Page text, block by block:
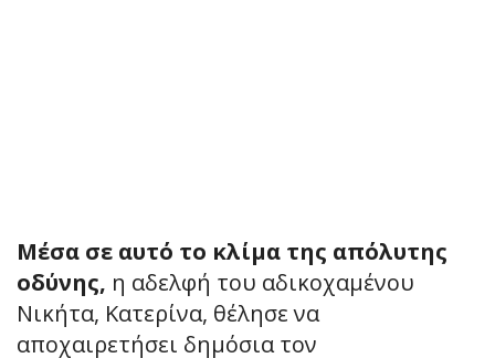
Μέσα σε αυτό το κλίμα της απόλυτης
οδύνης, η αδελφή του αδικοχαμένου
Νικήτα, Κατερίνα, θέλησε να
αποχαιρετήσει δημόσια τον